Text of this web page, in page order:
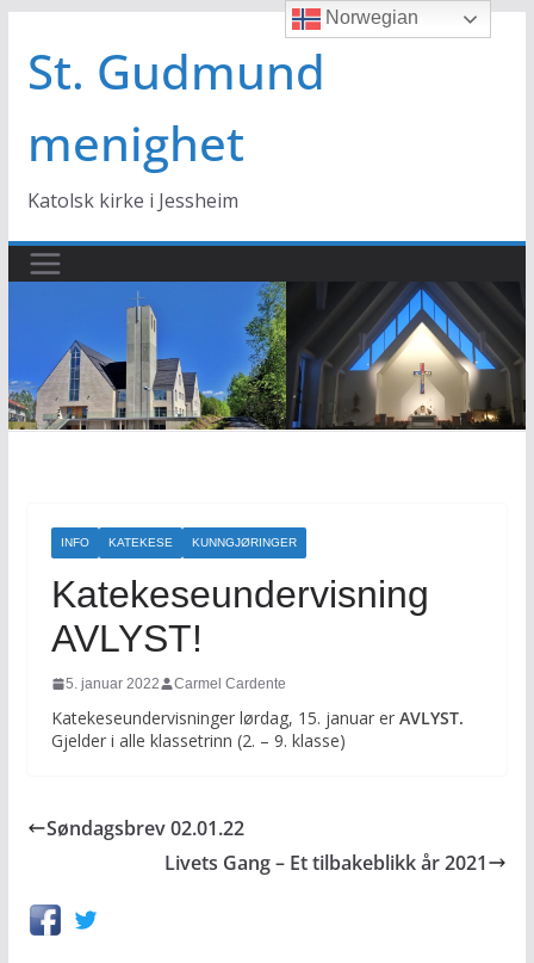
innholdet
St. Gudmund
menighet
Katolsk kirke i Jessheim
INFO KATEKESE KUNNGJØRINGER
Katekeseundervisning
AVLYST!
5. januar 2022 Carmel Cardente
Katekeseundervisninger lørdag, 15. januar er AVLYST.
Gjelder i alle klassetrinn (2. – 9. klasse)
Søndagsbrev 02.01.22
Livets Gang – Et tilbakeblikk år 2021
Norwegian